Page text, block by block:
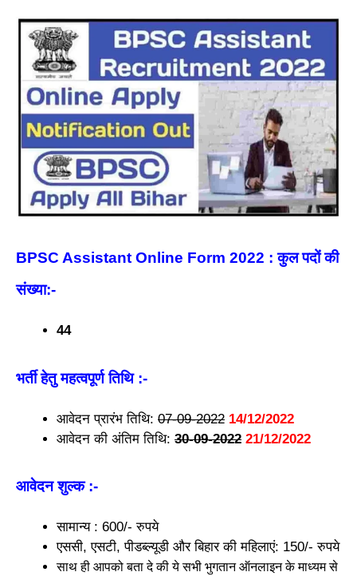
BPSC Assistant Online Form 2022 : कुल पदों की
संख्या:-
44
भर्ती हेतु महत्वपूर्ण तिथि :-
आवेदन प्रारंभ तिथि: 07-09-2022 14/12/2022
आवेदन की अंतिम तिथि: 30-09-2022 21/12/2022
आवेदन शुल्क:-
सामान्य : 600/- रुपये
एससी, एसटी, पीडब्ल्यूडी और बिहार की महिलाएं: 150/- रुपये
साथ ही आपको बता दे की ये सभी भुगतान ऑनलाइन के माध्यम से